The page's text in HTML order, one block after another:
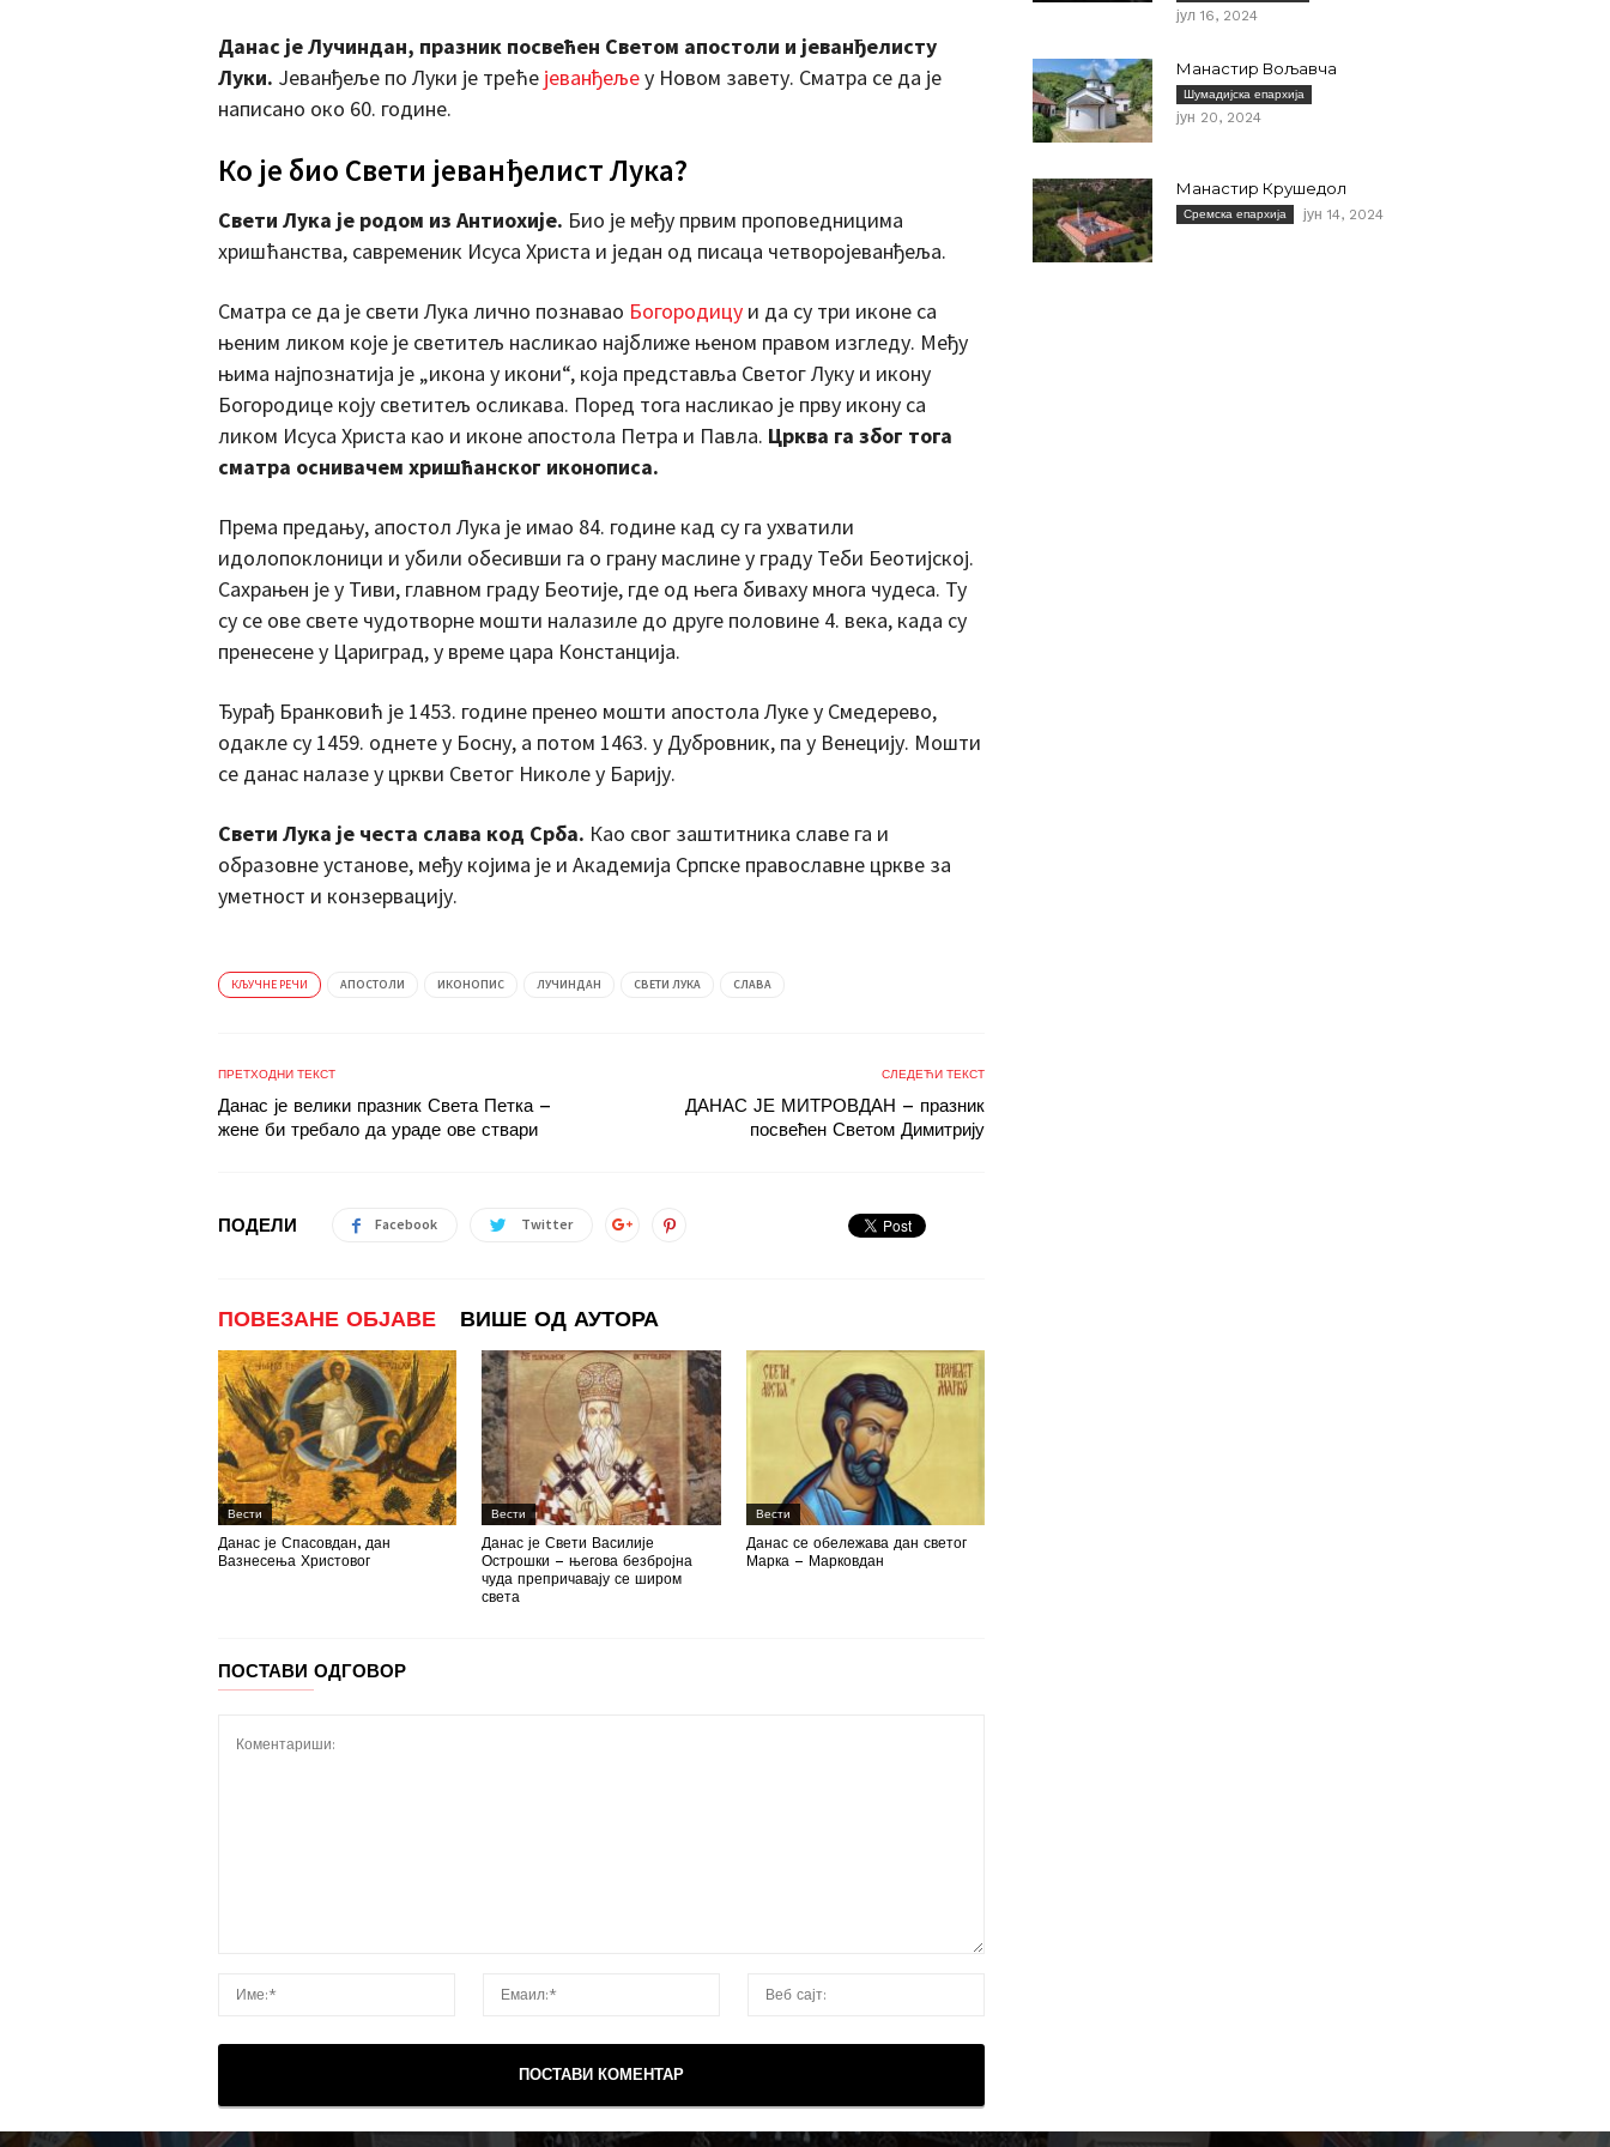
Данас је Лучиндан, празник посвећен Светом апостоли и јеванђелисту
Луки. Јеванђеље по Луки је треће јеванђељеу Новом завету. Сматра се да је
написано око 60. године.
Ко је био Свети јеванђелист Лука?
Свети Лука је родом из Антиохије. Био је међу првим проповедницима
хришћанства, савременик Исуса Христа и један од писаца четворојеванђеља.
Сматра се да је свети Лука лично познавао Богородицу и да су три иконе са
њеним ликом које је светитељ насликао најближе њеном правом изгледу. Међу
њима најпознатија је „икона у икони“, која представља Светог Луку и икону
Богородице коју светитељ осликава. Поред тога насликао је прву икону са
ликом Исуса Христа као и иконе апостола Петра и Павла. Црква га због тога
сматра оснивачем хришћанског иконописа.
Према предању, апостол Лука је имао 84. године кад су га ухватили
идолопоклоници и убили обесивши га о грану маслине у граду Теби Беотијској.
Сахрањен је у Тиви, главном граду Беотије, где од њега биваху многа чудеса. Ту
су се ове свете чудотворне мошти налазиле до друге половине 4. века, када су
пренесене у Цариград, у време цара Констанција.
Ђурађ Бранковић је 1453. године пренео мошти апостола Луке у Смедерево,
одакле су 1459. однете у Босну, а потом 1463. у Дубровник, па у Венецију. Мошти
се данас налазе у цркви Светог Николе у Барију.
Свети Лука је честа слава код Срба. Као свог заштитника славе га и
образовне установе, међу којима је и Академија Српске православне цркве за
уметност и конзервацију.
КЉУЧНЕ РЕЧИ АПОСТОЛИ ИКОНОПИС ЛУЧИНДАН СВЕТИ ЛУКА СЛАВА
ПРЕТХОДНИ ТЕКСТ
Данас је велики празник Света Петка –
жене би требало да ураде ове ствари
СЛЕДЕЋИ ТЕКСТ
ДАНАС ЈЕ МИТРОВДАН – празник
посвећен Светом Димитрију
ПОДЕЛИ Facebook Twitter
ПОВЕЗАНЕ ОБЈАВЕ ВИШЕ ОД АУТОРА
Вести
Данас је Спасовдан, дан
Вазнесења Христовог
Вести
Данас је Свети Василије
Острошки – његова безбројна
чуда препричавају се широм
света
Вести
Данас се обележава дан светог
Марка – Марковдан
ПОСТАВИ ОДГОВОР
јул 16, 2024
Манастир Вољавча
Шумадијска епархија
јун 20, 2024
Манастир Крушедол
Сремска епархија јун 14, 2024